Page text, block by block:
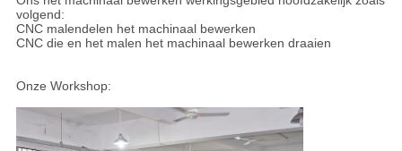
volgend:
CNC malendelen het machinaal bewerken
CNC die en het malen het machinaal bewerken draaien
Onze Workshop: